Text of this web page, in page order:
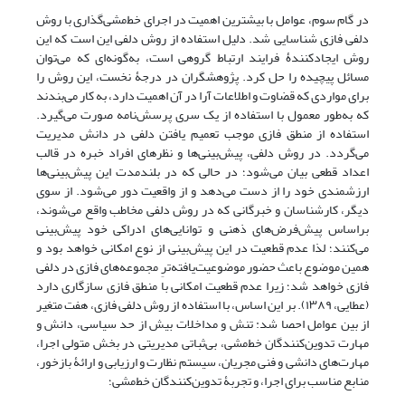
در گام سوم، عوامل با بیشترین اهمیت در اجرای خط‌مشی‌گذاری با روش
دلفی فازی شناسایی شد. دلیل استفاده از روش دلفی این است که این
روش ایجادکنندۀ فرایند ارتباط گروهی است، به‌گونه‌ای که می‌توان
مسائل پیچیده را حل کرد. پژوهشگران در درجۀ نخست، این روش را
برای مواردی که قضاوت و اطلاعات آرا در آن اهمیت دارد، به کار می‌بندند
که به‌طور معمول با استفاده از یک سری پرسش‌نامه صورت می‌گیرد.
استفاده از منطق فازی موجب تعمیم یافتن دلفی در دانش مدیریت
می‌گردد. در روش دلفی، پیش‌بینی‌ها و نظرهای افراد خبره در قالب
اعداد قطعی بیان می‌شود؛ در حالی که در بلندمدت این پیش‌بینی‌ها
ارزشمندی خود را از دست می‌دهد و از واقعیت دور می‌شود. از سوی
دیگر، کارشناسان و خبرگانی که در روش دلفی مخاطب واقع می‌شوند،
براساس پیش‌فرض‌های ذهنی و توانایی‌های ادراکی خود پیش‌بینی
می‌کنند؛ لذا عدم قطعیت در این پیش‌بینی از نوع امکانی خواهد بود و
همین موضوع باعث حضور موضوعیت‌یافته‌ترِ مجموعه‌های فازی در دلفی
فازی خواهد شد؛ زیرا عدم قطعیت امکانی با منطق فازی سازگاری دارد
(عطایی، ۱۳۸۹). بر این اساس، با استفاده از روش دلفی فازی، هفت متغیر
از بین عوامل احصا شد: تنش و مداخلات بیش از حد سیاسی، دانش و
مهارت تدوین‌کنندگان خط‌مشی، بی‌ثباتی مدیریتی در بخش متولی اجرا،
مهارت‌های دانشی و فنی مجریان، سیستم نظارت و ارزیابی و ارائۀ بازخور،
منابع مناسب برای اجرا، و تجربۀ تدوین‌کنندگان خط‌مشی؛